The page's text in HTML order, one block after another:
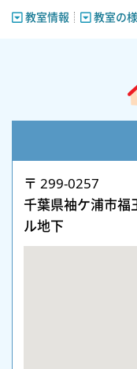
教室情報 教室の
〒 299-0257
千葉県袖ケ浦市福
ル地下